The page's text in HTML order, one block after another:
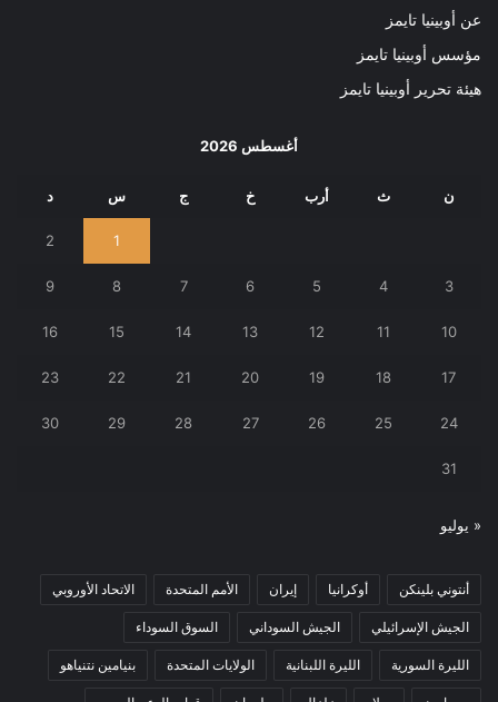
عن أوبينيا تايمز
مؤسس أوبينيا تايمز
هيئة تحرير أوبينيا تايمز
أغسطس 2026
ن ث أرب خ ج س د
1
2
3
4
5
6
7
8
9
10
11
12
13
14
15
16
17
18
19
20
21
22
23
24
25
26
27
28
29
30
31
« يوليو
أنتوني بلينكن أوكرانيا إيران الأمم المتحدة الاتحاد الأوروبي
الجيش الإسرائيلي الجيش السوداني السوق السوداء
الليرة السورية الليرة اللبنانية الولايات المتحدة بنيامين نتنياهو